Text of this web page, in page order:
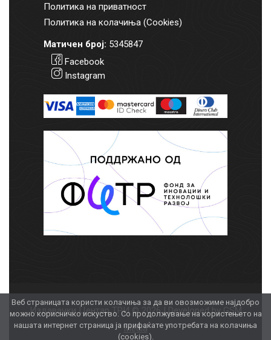
Веб страницата користи колачиња за да ви овозможиме најдобро
можно корисничко искуство. Со продолжување на користењето на
нашата интернет страница ја прифаќате употребата на колачиња
(cookies).
Политика на приватност
Политика на колачиња (Cookies)
Матичен број: 5345847
Facebook
Instagram
Издавачки Центар ТРИ © 2026 | Developed byGSM
Media